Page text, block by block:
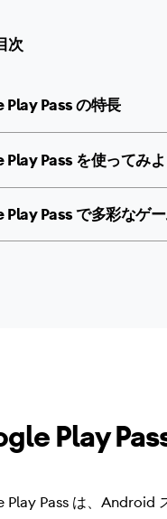
次
Play Pass の特長
Play Pass を使ってみよ
Play Pass で多彩なゲ
Play
Play Pass は、Android